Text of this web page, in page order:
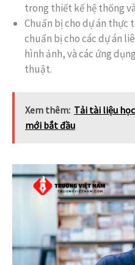
trong thiết kế hệ thống
Chuẩn bị cho dự án thực
chuẩn bị cho các dự án
hình ảnh, và các ứng
thuật.
Xem thêm: Tải tài liệu
mới bắt đầu